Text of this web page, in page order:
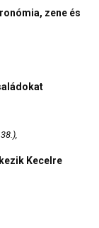
zene és
Kecelre